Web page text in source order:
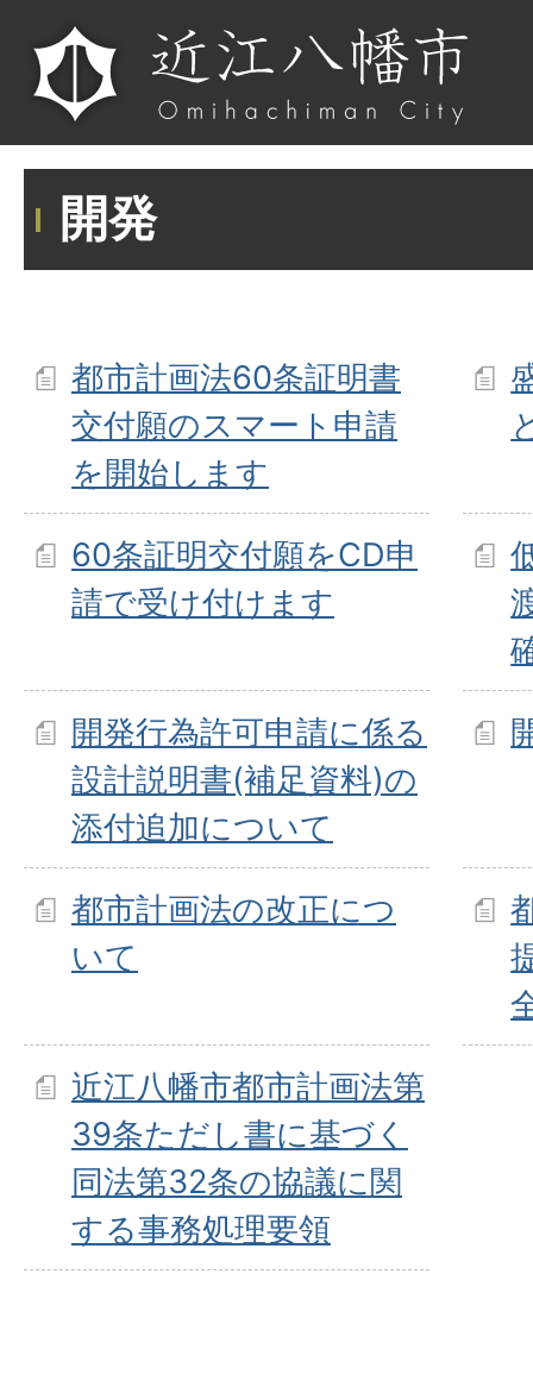
開発
都市計画法60条証明書
交付願のスマート申請
を開始します
60条証明交付願をCD申
請で受け付けます
開発行為許可申請に係る
設計説明書(補足資料)の
添付追加について
都市計画法の改正につ
いて
近江八幡市都市計画法第
39条ただし書に基づく
同法第32条の協議に関
する事務処理要領